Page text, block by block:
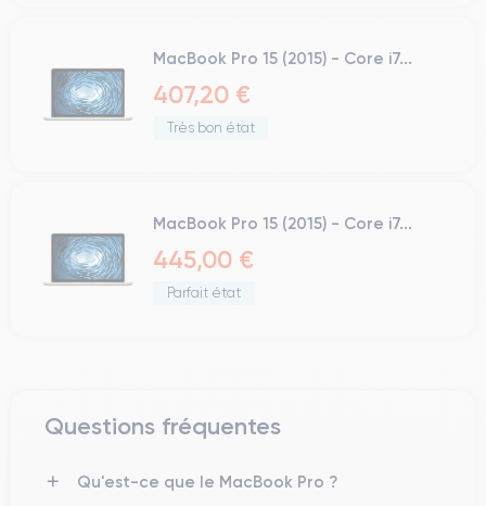
MacBook Pro 15 (2015) - Core i7...
407,20 €
Très bon état
MacBook Pro 15 (2015) - Core i7...
445,00 €
Parfait état
Questions fréquentes
Qu'est-ce que le MacBook Pro ?